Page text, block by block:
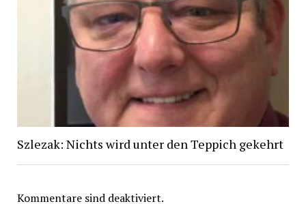
Szlezak: Nichts wird unter den Teppich gekehrt
Kommentare sind deaktiviert.